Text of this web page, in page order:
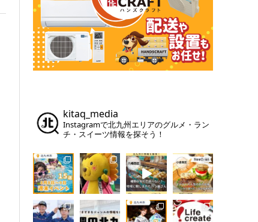
kitaq_media
Instagramで北九州エリアのグルメ・ラン
チ・スイーツ情報を探そう！